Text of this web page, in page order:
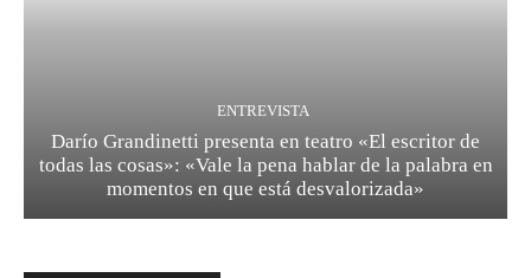
ENTREVISTA
Darío Grandinetti presenta en teatro «El escritor de
todas las cosas»: «Vale la pena hablar de la palabra en
momentos en que está desvalorizada»